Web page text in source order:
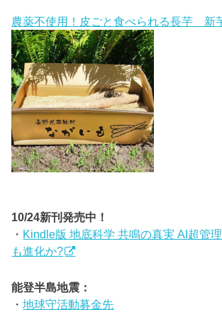
農薬不使用！皮ごと食べられる長芋 新
10/24新刊発売中！
・ Kindle版 地底科学 共鳴の真実 AI超管
も進化か?
能登半島地震：
・地球守活動募金先